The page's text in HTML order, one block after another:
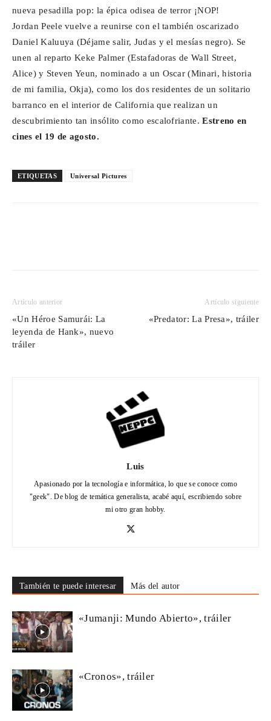
nueva pesadilla pop: la épica odisea de terror ¡NOP!
Jordan Peele vuelve a reunirse con el también oscarizado
Daniel Kaluuya (Déjame salir, Judas y el mesías negro). Se
unen al reparto Keke Palmer (Estafadoras de Wall Street,
Alice) y Steven Yeun, nominado a un Oscar (Minari, historia
de mi familia, Okja), como los dos residentes de un solitario
barranco en el interior de California que realizan un
descubrimiento tan insólito como escalofriante.Estreno en
cines el 19 de agosto.
ETIQUETAS Universal Pictures
Artículo anterior
«Un Héroe Samurái: La
leyenda de Hank», nuevo
tráiler
Artículo siguiente
«Predator: La Presa», tráiler
Luis
Apasionado por la tecnología e informática, lo que se conoce como
"geek". De blog de temática generalista, acabé aquí, escribiendo sobre
mi otro gran hobby.
También te puede interesar Más del autor
«Jumanji: Mundo Abierto», tráiler
«Cronos», tráiler